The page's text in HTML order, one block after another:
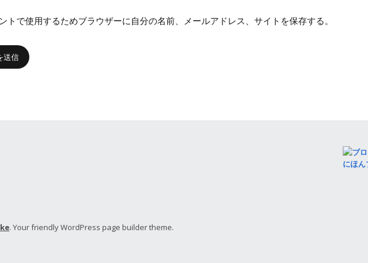
トで使用するためブラウザーに自分の名前、メールアドレス、サイトを保存する。
にほ
. Your friendly WordPress page builder theme.